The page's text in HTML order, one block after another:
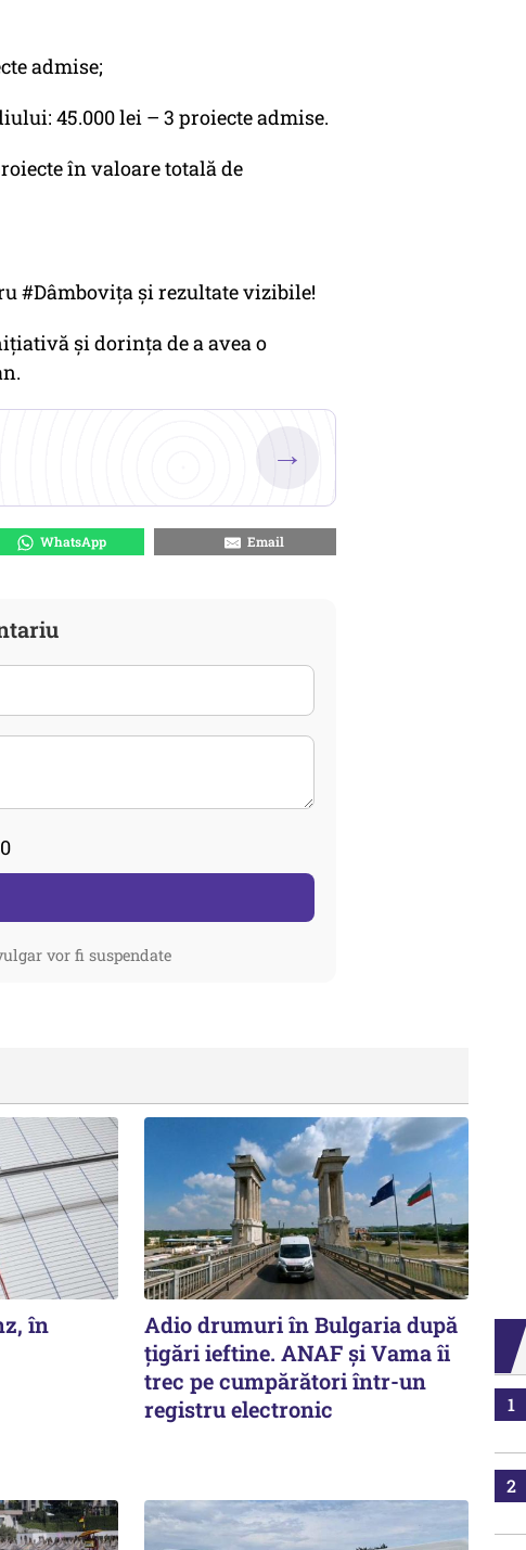
admise;
45.000 lei – 3 proiecte admise.
în valoare totală de
#Dâmbovița și rezultate vizibile!
și dorința de a avea o
→
WhatsApp Email
vor fi suspendate
în
Adio drumuri în Bulgaria după
țigări ieftine. ANAF și Vama îi
trec pe cumpărători într-un
registru electronic